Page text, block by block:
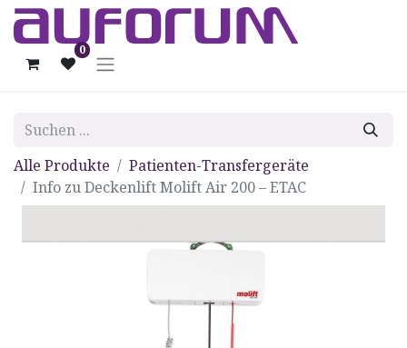
0
Alle Produkte
Patienten-Transfergeräte
Info zu Deckenlift Molift Air 200 – ETAC